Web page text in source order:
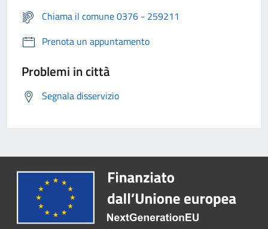
Chiama il comune 0376 - 259211
Prenota un appuntamento
Problemi in città
Segnala disservizio